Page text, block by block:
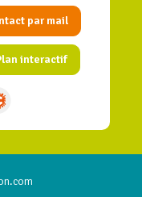
par mail
interactif